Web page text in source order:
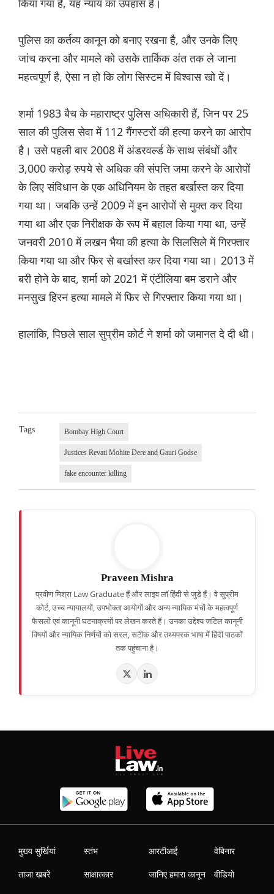
किया गया है, यह न्याय का उपहास है।
पुलिस का कर्तव्य कानून को बनाए रखना है, और उनके लिए
जांच करना और मामले को उसके तार्किक अंत तक ले जाना
महत्वपूर्ण है, ऐसा न हो कि लोग सिस्टम में विश्वास खो दें।
शर्मा 1983 बैच के महाराष्ट्र पुलिस अधिकारी हैं, जिन पर 25
साल की पुलिस सेवा में 112 गैंगस्टरों की हत्या करने का आरोप
है। उसे पहली बार 2008 में अंडरवर्ल्ड के साथ संबंधों और
3,000 करोड़ रुपये से अधिक की संपत्ति जमा करने के आरोपों
के लिए संविधान के एक अधिनियम के तहत बर्खास्त कर दिया
गया था। जबकि उन्हें 2009 में इन आरोपों से मुक्त कर दिया
गया था और एक निरीक्षक के रूप में बहाल किया गया था, उन्हें
जनवरी 2010 में लखन भैया की हत्या के सिलसिले में गिरफ्तार
किया गया था और फिर से बर्खास्त कर दिया गया था। 2013 में
बरी होने के बाद, शर्मा को 2021 में एंटीलिया बम डराने और
मनसुख हिरन हत्या मामले में फिर से गिरफ्तार किया गया था।
हालांकि, पिछले साल सुप्रीम कोर्ट ने शर्मा को जमानत दे दी थी।
Tags Bombay High Court
Justices Revati Mohite Dere and Gauri Godse
fake encounter killing
Praveen Mishra
प्रवीण मिश्रा Law Graduate हैं और लाइव लॉ हिंदी से जुड़े हैं। वे सुप्रीम
कोर्ट, उच्च न्यायालयों, उपभोक्ता आयोगों और अन्य न्यायिक मंचों के महत्वपूर्ण
फैसलों एवं कानूनी घटनाक्रमों पर लेखन करते हैं। उनका उद्देश्य जटिल कानूनी
विषयों और न्यायिक निर्णयों को सरल, सटीक और तथ्यपरक भाषा में हिंदी पाठकों
तक पहुंचाना है।
मुख्य सुर्खियां
ताजा खबरें
स्तंभ
साक्षात्कार
आरटीआई
जानिए हमारा कानून
वेबिनार
वीडियो